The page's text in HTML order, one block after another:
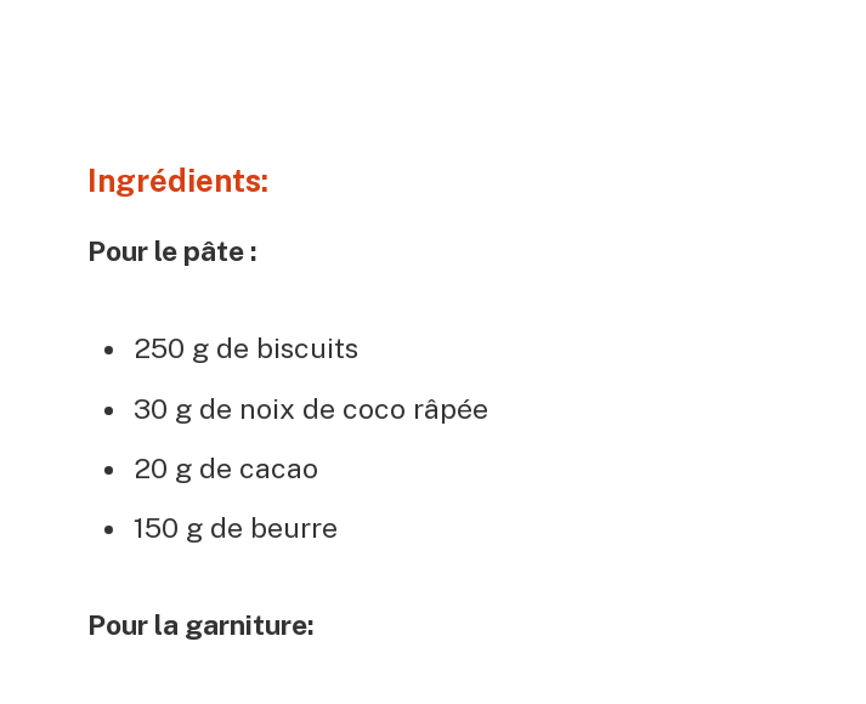
Ingrédients:
Pour le pâte :
250 g de biscuits
30 g de noix de coco râpée
20 g de cacao
150 g de beurre
Pour la garniture: